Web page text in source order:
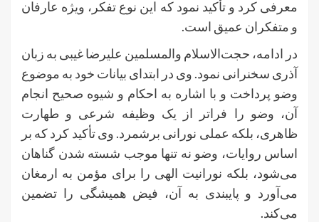
معرفی کرد و تأکید نمود که این نوع تفکر، ویژه عارفان
و متفکران عمیق است.
در ادامه، حجت‌الاسلام‌ والمسلمین علیرضا غیبی به زبان
آذری سخنرانی نمود. وی در ابتدای بیانات خود به موضوع
وضو پرداخت و با اشاره به احکام و شیوه صحیح انجام
آن، وضو را فراتر از یک وظیفه شرعی و طهارت
ظاهری، بلکه عملی نورانی برشمرد. وی تأکید کرد که بر
اساس روایات، وضو نه تنها موجب شسته شدن گناهان
می‌شود، بلکه نورانیت الهی را برای مؤمن به ارمغان
می‌آورد و پایبندی به آن، فیض همیشگی را تضمین
می‌کند.